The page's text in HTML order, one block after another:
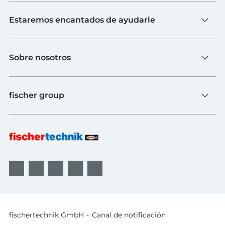
Escuelas
Industria y universidades
fischerTiP
Estaremos encantados de ayudarle
Ir a la página de proveedores
Búsqueda de distribuidores
FAQs
B2B AGBs
Sobre nosotros
Calidad y sostenibilidad
Premios
fischer group
fischer Consulting
fischertechnik GmbH Canal de notificación